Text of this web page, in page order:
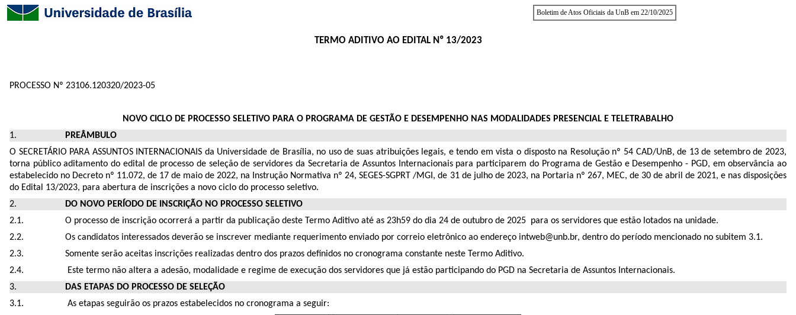
Boletim de Atos Oficiais da UnB em 22/10/2025
TERMO ADITIVO AO EDITAL Nº 13/2023
PROCESSO Nº 23106.120320/2023-05
NOVO CICLO DE PROCESSO SELETIVO PARA O PROGRAMA DE GESTÃO E DESEMPENHO NAS MODALIDADES PRESENCIAL E TELETRABALHO
PREÂMBULO
O SECRETÁRIO PARA ASSUNTOS INTERNACIONAIS da Universidade de Brasília, no uso de suas atribuições legais, e tendo em vista o disposto na Resolução nº 54 CAD/UnB, de 13 de setembro de 2023,
torna público aditamento do edital de processo de seleção de servidores da Secretaria de Assuntos Internacionais para participarem do Programa de Gestão e Desempenho - PGD, em observância ao
estabelecido no Decreto nº 11.072, de 17 de maio de 2022, na Instrução Normativa nº 24, SEGES-SGPRT /MGI, de 31 de julho de 2023, na Portaria nº 267, MEC, de 30 de abril de 2021, e nas disposições
do Edital 13/2023, para abertura de inscrições a novo ciclo do processo seletivo.
DO NOVO PERÍODO DE INSCRIÇÃO NO PROCESSO SELETIVO
O processo de inscrição ocorrerá a partir da publicação deste Termo Aditivo até as 23h59 do dia 24 de outubro de 2025 para os servidores que estão lotados na unidade.
Os candidatos interessados deverão se inscrever mediante requerimento enviado por correio eletrônico ao endereço intweb@unb.br, dentro do período mencionado no subitem 3.1.
Somente serão aceitas inscrições realizadas dentro dos prazos definidos no cronograma constante neste Termo Aditivo.
Este termo não altera a adesão, modalidade e regime de execução dos servidores que já estão participando do PGD na Secretaria de Assuntos Internacionais.
DAS ETAPAS DO PROCESSO DE SELEÇÃO
As etapas seguirão os prazos estabelecidos no cronograma a seguir: